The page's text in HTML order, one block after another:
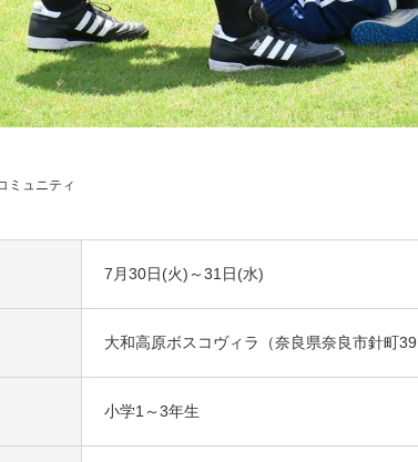
ミュニティ
7月30日(火)～31日(水)
大和高原ボスコヴィラ（奈良県奈良市針町
小学1～3年生